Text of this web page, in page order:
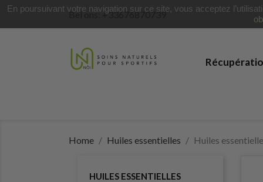
Bel ons: +33676870739
Home Huiles essentielles Huiles
HUILES ESSENTIELLES
En poursuivant votre navigation sur ce site, vous acceptez